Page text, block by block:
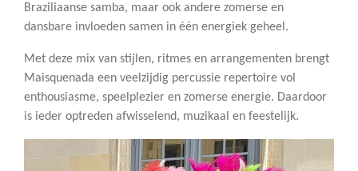
Braziliaanse samba, maar ook andere zomerse en
dansbare invloeden samen in één energiek geheel.
Met deze mix van stijlen, ritmes en arrangementen brengt
Maisquenada een veelzijdig percussie repertoire vol
enthousiasme, speelplezier en zomerse energie. Daardoor
is ieder optreden afwisselend, muzikaal en feestelijk.